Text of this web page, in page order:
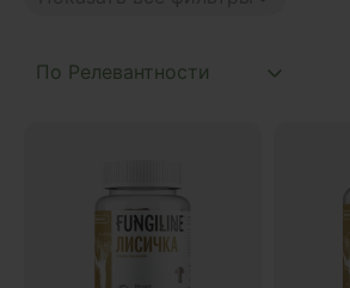
Daily
Mushroom
Phyto